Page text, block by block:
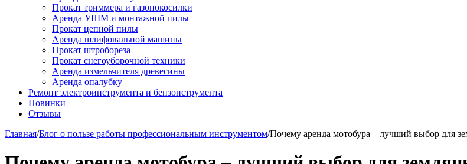
Прокат триммера и газонокосилки
Аренда УШМ и монтажной пилы
Прокат цепной пилы
Аренда шлифовальной машины
Прокат штробореза
Прокат снегоуборочной техники
Аренда измельчителя древесины
Аренда опалубку
Ремонт электроинструмента и бензонструмента
Новинки
Отзывы
Главная/Блог о пользе работы профессиональным инструментом/Почему аренда мотобура – лучший выбор для